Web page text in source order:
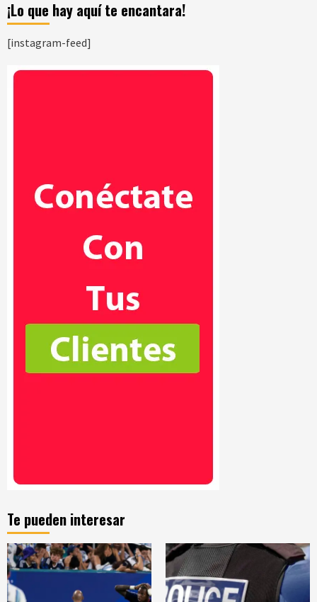
¡Lo que hay aquí te encantara!
[instagram-feed]
Te pueden interesar